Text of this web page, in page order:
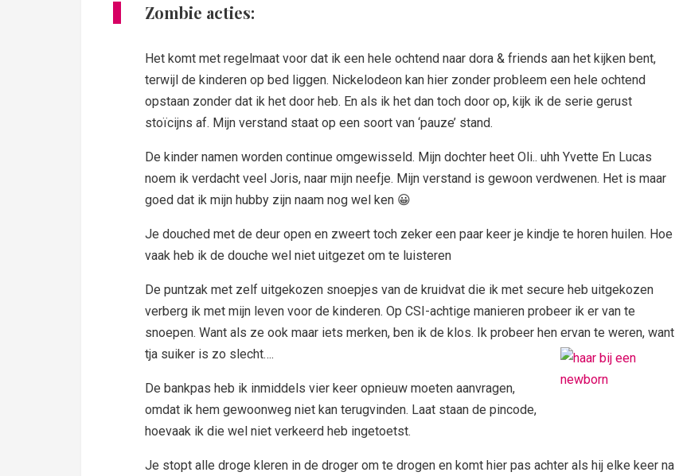
Zombie acties:
Het komt met regelmaat voor dat ik een hele ochtend naar dora & friends aan het kijken bent,
terwijl de kinderen op bed liggen. Nickelodeon kan hier zonder probleem een hele ochtend
opstaan zonder dat ik het door heb. En als ik het dan toch door op, kijk ik de serie gerust
stoïcijns af. Mijn verstand staat op een soort van ‘pauze’ stand.
De kinder namen worden continue omgewisseld. Mijn dochter heet Oli.. uhh Yvette En Lucas
noem ik verdacht veel Joris, naar mijn neefje. Mijn verstand is gewoon verdwenen. Het is maar
goed dat ik mijn hubby zijn naam nog wel ken 😀
Je douched met de deur open en zweert toch zeker een paar keer je kindje te horen huilen. Hoe
vaak heb ik de douche wel niet uitgezet om te luisteren
De puntzak met zelf uitgekozen snoepjes van de kruidvat die ik met secure heb uitgekozen
verberg ik met mijn leven voor de kinderen. Op CSI-achtige manieren probeer ik er van te
snoepen. Want als ze ook maar iets merken, ben ik de klos. Ik probeer hen ervan te weren, want
tja suiker is zo slecht….
De bankpas heb ik inmiddels vier keer opnieuw moeten aanvragen,
omdat ik hem gewoonweg niet kan terugvinden. Laat staan de pincode,
hoevaak ik die wel niet verkeerd heb ingetoetst.
Je stopt alle droge kleren in de droger om te drogen en komt hier pas achter als hij elke keer na